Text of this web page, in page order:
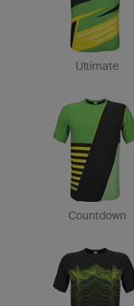
Ultimate
Countdown